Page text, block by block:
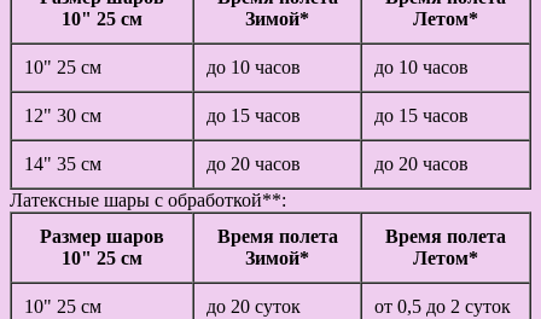
10" 25 см
Зимой*
Летом*
10" 25 см до 10 часов до 10 часов
12" 30 см до 15 часов до 15 часов
14" 35 см до 20 часов
до 20 часов
Латексные шары с обработкой**:
Размер шаров
10" 25 см
Время полета
Зимой*
Время полета
Летом*
10" 25 см до 20 суток от 0,5 до 2 суток